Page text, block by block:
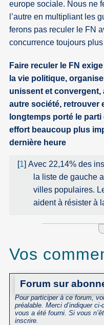
europe sociale. Nous ne
l’autre en multipliant les
ferons pas reculer le FN
concurrence toujours
Faire reculer le FN
la vie politique,
unissent et convergent,
autre société, retrouver
longtemps porté le
effort beaucoup plus
dernière heure
[1]Avec 22,14% des
la liste de gauche
villes populaires.
aident à résister à
Vos
Forum sur
Pour participer à ce forum,
préalable. Merci d’indiquer
vous a été fourni. Si vous
inscrire.